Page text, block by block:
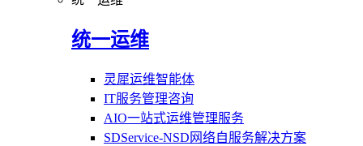
统一运维
灵犀运维智能体
IT服务管理咨询
AIO一站式运维管理服务
SDService-NSD网络自服务解决方案